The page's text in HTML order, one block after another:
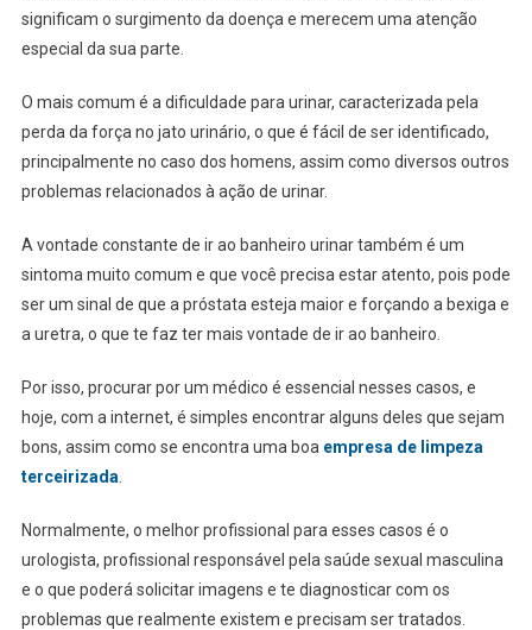
significam o surgimento da doença e merecem uma atenção
especial da sua parte.
O mais comum é a dificuldade para urinar, caracterizada pela
perda da força no jato urinário, o que é fácil de ser identificado,
principalmente no caso dos homens, assim como diversos outros
problemas relacionados à ação de urinar.
A vontade constante de ir ao banheiro urinar também é um
sintoma muito comum e que você precisa estar atento, pois pode
ser um sinal de que a próstata esteja maior e forçando a bexiga e
a uretra, o que te faz ter mais vontade de ir ao banheiro.
Por isso, procurar por um médico é essencial nesses casos, e
hoje, com a internet, é simples encontrar alguns deles que sejam
bons, assim como se encontra uma boa empresa de limpeza
terceirizada
Normalmente, o melhor profissional para esses casos é o
urologista, profissional responsável pela saúde sexual masculina
e o que poderá solicitar imagens e te diagnosticar com os
problemas que realmente existem e precisam ser tratados.